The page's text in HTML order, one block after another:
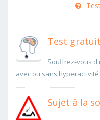
Test
Souffrez-vous
avec ou sans
Sujet à la